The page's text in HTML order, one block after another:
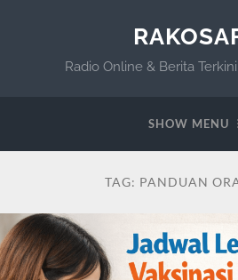
Radio Online & Berita
SHOW MENU
TAG: PANDUAN